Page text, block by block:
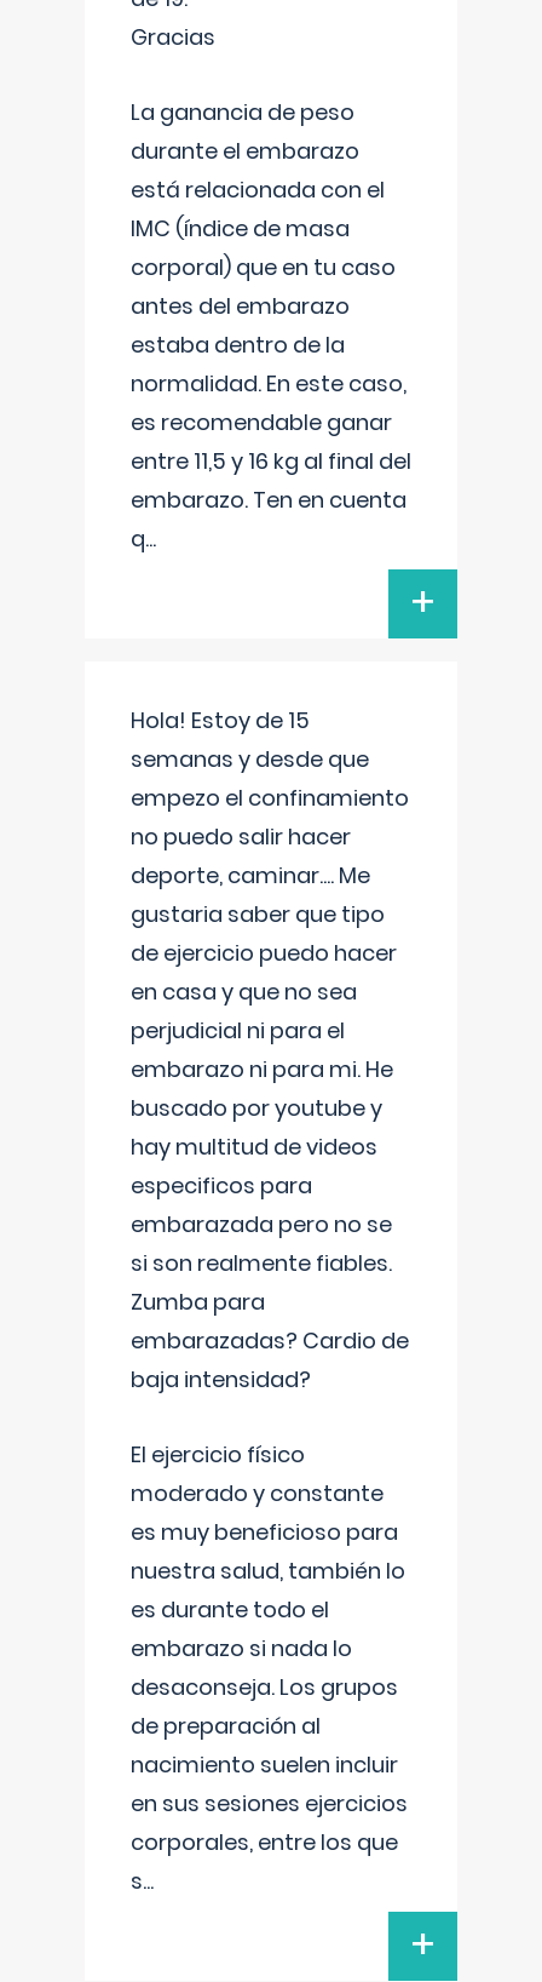
Gracias
La ganancia de peso
durante el embarazo
está relacionada con el
IMC (índice de masa
corporal) que en tu caso
antes del embarazo
estaba dentro de la
normalidad. En este caso,
es recomendable ganar
entre 11,5 y 16 kg al final del
embarazo. Ten en cuenta
q...
+
Hola! Estoy de 15
semanas y desde que
empezo el confinamiento
no puedo salir hacer
deporte, caminar.... Me
gustaria saber que tipo
de ejercicio puedo hacer
en casa y que no sea
perjudicial ni para el
embarazo ni para mi. He
buscado por youtube y
hay multitud de videos
especificos para
embarazada pero no se
si son realmente fiables.
Zumba para
embarazadas? Cardio de
baja intensidad?
El ejercicio físico
moderado y constante
es muy beneficioso para
nuestra salud, también lo
es durante todo el
embarazo si nada lo
desaconseja. Los grupos
de preparación al
nacimiento suelen incluir
en sus sesiones ejercicios
corporales, entre los que
s...
+